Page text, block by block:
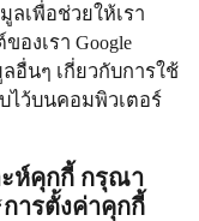
ลเพื่อช่วยให้เรา
งเรา Google
อื่นๆ เกี่ยวกับการใช้
ไว้บนคอมพิวเตอร์
ะห์คุกกี้ กรุณา
ารตั้งค่าคุกกี้